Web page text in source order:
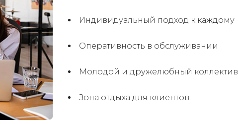
Индивидуальный подход к каждому
Оперативность в обслуживании
Молодой и дружелюбный коллектив
Зона отдыха для клиентов